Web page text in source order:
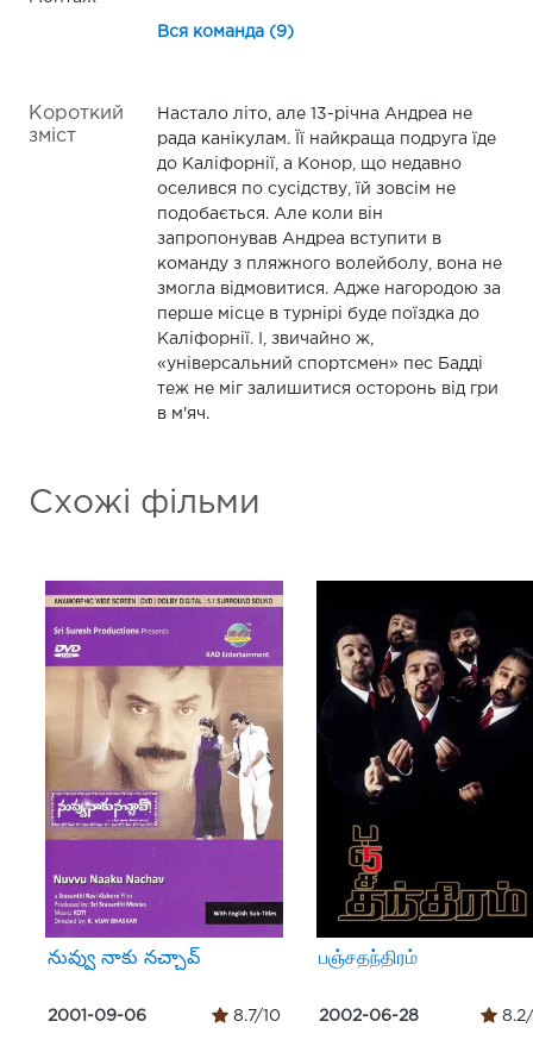
Вся команда (9)
Короткий
зміст
Настало літо, але 13-річна Андреа не
рада канікулам. Її найкраща подруга їде
до Каліфорнії, а Конор, що недавно
оселився по сусідству, їй зовсім не
подобається. Але коли він
запропонував Андреа вступити в
команду з пляжного волейболу, вона не
змогла відмовитися. Адже нагородою за
перше місце в турнірі буде поїздка до
Каліфорнії. І, звичайно ж,
«універсальний спортсмен» пес Бадді
теж не міг залишитися осторонь від гри
в м'яч.
Схожі фільми
నువ్వు నాకు నచ్చావ్
2001-09-06 8.7/10
பஞ்சதந்திரம்
2002-06-28 8.2/